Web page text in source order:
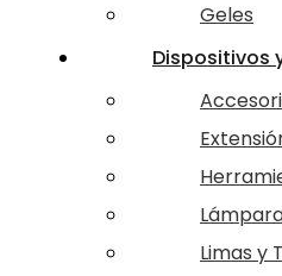
Geles
Dispositivos
Limas y